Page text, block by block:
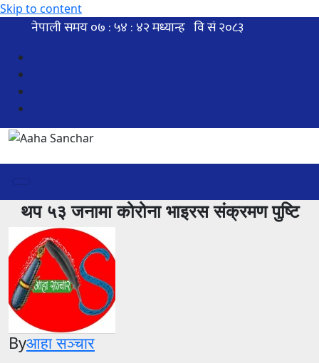
Skip to content
थप ५३ जनामा कोरोना भाइरस संक्रमण पुष्टि
Byआहा सञ्चार